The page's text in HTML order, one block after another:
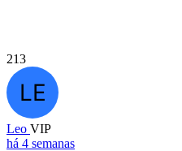
213
Leo VIP
há 4 semanas